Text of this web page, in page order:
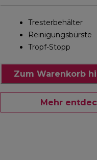
Tresterbehälter
Reinigungsbürste
Tropf-Stopp
Zum Warenkorb
Mehr